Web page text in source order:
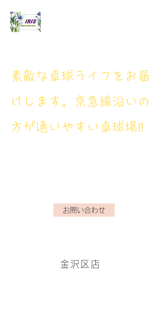
​素敵な卓球ライフをお届
けします。京急線沿いの
方が通いやすい卓球場‼
お問い合わせ
金沢区店